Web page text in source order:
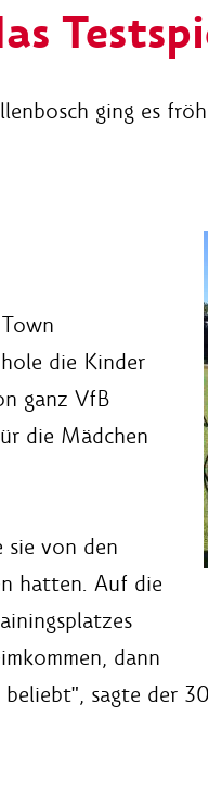
ging es
die Kinder
ganz VfB
die Mädchen
sie von den
hatten. Auf die
dann
sagte der